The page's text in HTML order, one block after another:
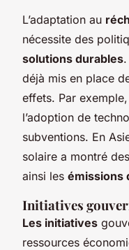
L’adaptation au
nécessite des
solutions durables
déjà mis en place
effets. Par
l’adoption de
subventions. En
solaire a montré
ainsi les émissions
Initiatives
Les initiatives
ressources